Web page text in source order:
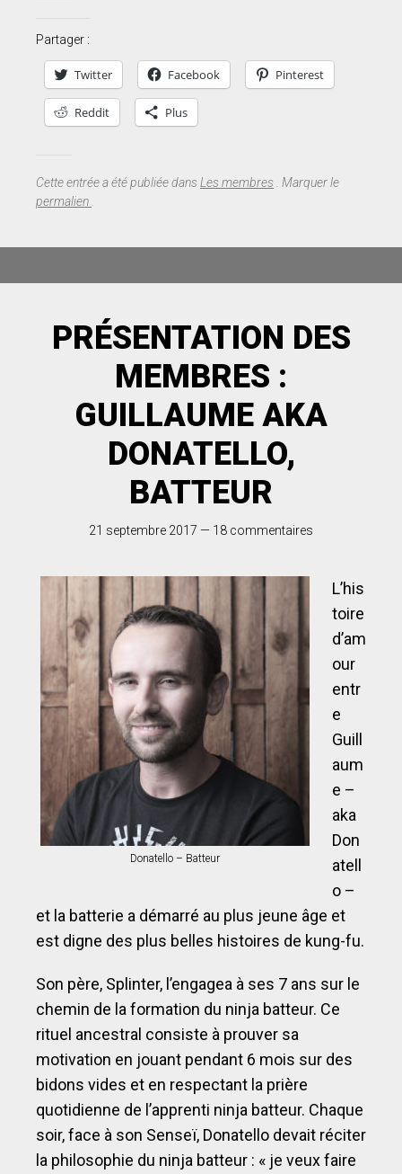
Partager :
Twitter Facebook Pinterest
Reddit Plus
Cette entrée a été publiée dans Les membres . Marquer le
permalien
PRÉSENTATION DES
MEMBRES :
GUILLAUME AKA
DONATELLO,
BATTEUR
21 septembre 2017 — 18 commentaires
Donatello – Batteur
L’his
toire
d’am
our
entr
e
Guill
aum
e –
aka
Don
atell
o –
et la batterie a démarré au plus jeune âge et
est digne des plus belles histoires de kung-fu.
Son père, Splinter, l’engagea à ses 7 ans sur le
chemin de la formation du ninja batteur. Ce
rituel ancestral consiste à prouver sa
motivation en jouant pendant 6 mois sur des
bidons vides et en respectant la prière
quotidienne de l’apprenti ninja batteur. Chaque
soir, face à son Senseï, Donatello devait réciter
la philosophie du ninja batteur : « je veux faire